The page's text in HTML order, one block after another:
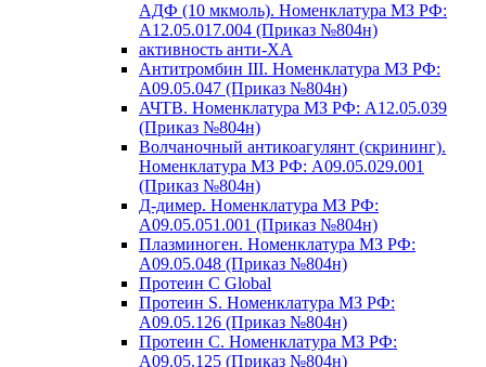
АДФ (10 мкмоль). Номенклатура МЗ РФ:
A12.05.017.004 (Приказ №804н)
активность анти-ХА
Антитромбин III. Номенклатура МЗ РФ:
A09.05.047 (Приказ №804н)
АЧТВ. Номенклатура МЗ РФ: A12.05.039
(Приказ №804н)
Волчаночный антикоагулянт (скрининг).
Номенклатура МЗ РФ: A09.05.029.001
(Приказ №804н)
Д-димер. Номенклатура МЗ РФ:
A09.05.051.001 (Приказ №804н)
Плазминоген. Номенклатура МЗ РФ:
A09.05.048 (Приказ №804н)
Протеин C Global
Протеин S. Номенклатура МЗ РФ:
A09.05.126 (Приказ №804н)
Протеин С. Номенклатура МЗ РФ:
A09.05.125 (Приказ №804н)